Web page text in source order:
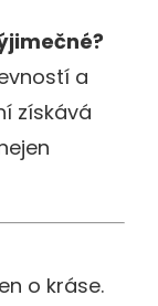
a
získává
o kráse.